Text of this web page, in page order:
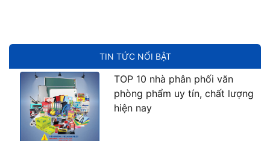
TIN TỨC NỔI BẬT
TOP 10 nhà phân phối văn
phòng phẩm uy tín, chất lượng
hiện nay